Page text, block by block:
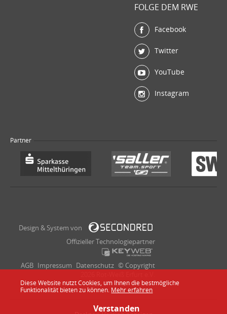
FOLGE DEM RWE
Facebook
Twitter
YouTube
Instagram
Partner
Design & System von
Offizieller Technologiepartner
AGB Impressum Datenschutz © Copyright
Verstanden
Diese Website nutzt Cookies, um Ihnen die bestmögliche
Funktionalität bieten zu können. Mehr erfahren